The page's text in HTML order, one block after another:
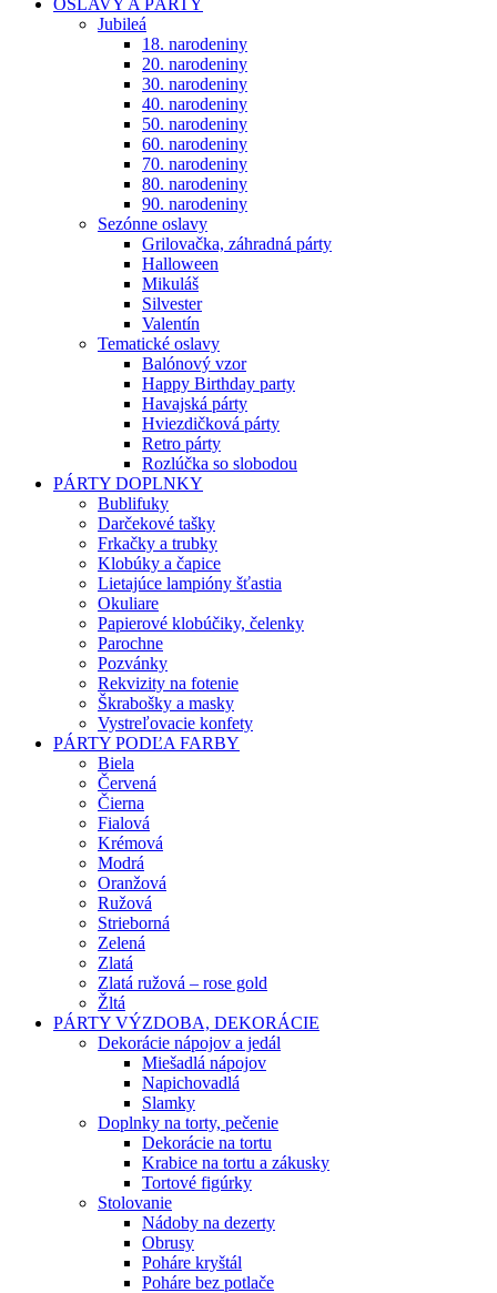
OSLAVY A PÁRTY
Jubileá
18. narodeniny
20. narodeniny
30. narodeniny
40. narodeniny
50. narodeniny
60. narodeniny
70. narodeniny
80. narodeniny
90. narodeniny
Sezónne oslavy
Grilovačka, záhradná párty
Halloween
Mikuláš
Silvester
Valentín
Tematické oslavy
Balónový vzor
Happy Birthday party
Havajská párty
Hviezdičková párty
Retro párty
Rozlúčka so slobodou
PÁRTY DOPLNKY
Bublifuky
Darčekové tašky
Frkačky a trubky
Klobúky a čapice
Lietajúce lampióny šťastia
Okuliare
Papierové klobúčiky, čelenky
Parochne
Pozvánky
Rekvizity na fotenie
Škrabošky a masky
Vystreľovacie konfety
PÁRTY PODĽA FARBY
Biela
Červená
Čierna
Fialová
Krémová
Modrá
Oranžová
Ružová
Strieborná
Zelená
Zlatá
Zlatá ružová – rose gold
Žltá
PÁRTY VÝZDOBA, DEKORÁCIE
Dekorácie nápojov a jedál
Miešadlá nápojov
Napichovadlá
Slamky
Doplnky na torty, pečenie
Dekorácie na tortu
Krabice na tortu a zákusky
Tortové figúrky
Stolovanie
Nádoby na dezerty
Obrusy
Poháre kryštál
Poháre bez potlače